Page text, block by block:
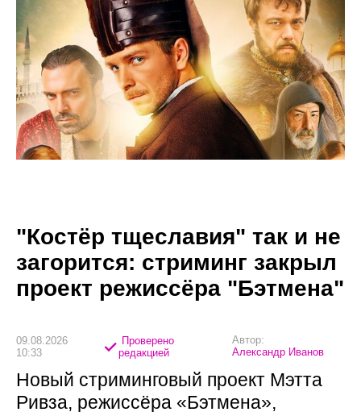
"Костёр тщеславия" так и не
загорится: стриминг закрыл
проект режиссёра "Бэтмена"
09.08.2026
10:33
Проверено
редакцией
Автор:
Александр Иванов
Новый стриминговый проект Мэтта
Ривза, режиссёра «Бэтмена»,